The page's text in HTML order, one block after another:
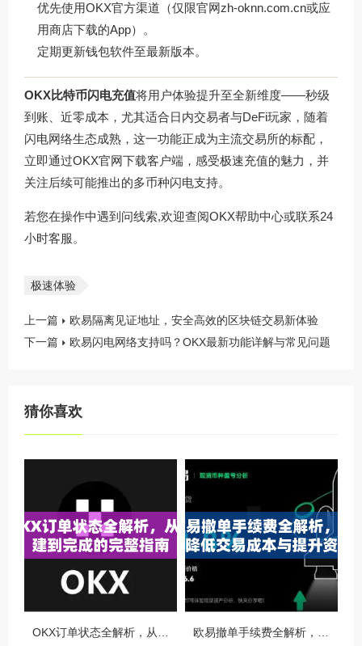
优先使用OKX官方渠道（仅限官网zh-oknn.com.cn或应
用商店下载的App）。
定期更新钱包软件至最新版本。
OKX比特币闪电充值将用户体验提升至全新维度——秒级
到账、近零成本，尤其适合日内交易者与DeFi玩家，随着
闪电网络生态成熟，这一功能正成为主流交易所的标配，
立即通过OKX官网下载客户端，感受极速充值的魅力，并
关注后续可能推出的多币种闪电支持。
若您在操作中遇到问线索,欢迎查阅OKX帮助中心或联系24
小时客服。
极速体验
上一篇
欧易隔离见证地址，安全高效的区块链交易新体验
下一篇
欧易闪电网络支持吗？OKX最新功能详解与常见问题
猜你喜欢